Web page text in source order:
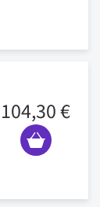
104,30 €